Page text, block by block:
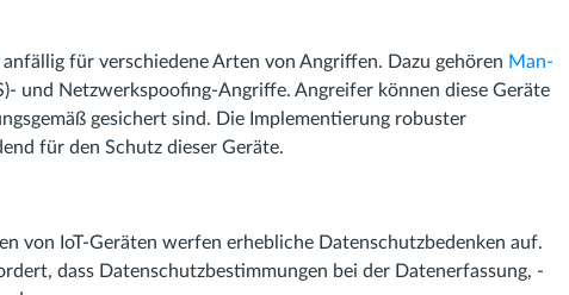
für verschiedene Arten von Angriffen. Dazu gehören Man-
und Netzwerkspoofing-Angriffe. Angreifer können diese Geräte
gesichert sind. Die Implementierung robuster
für den Schutz dieser Geräte.
von IoT-Geräten werfen erhebliche Datenschutzbedenken auf.
dass Datenschutzbestimmungen bei der Datenerfassung, -